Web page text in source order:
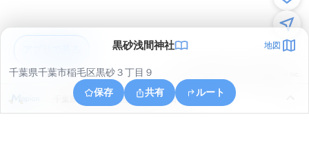
黒砂浅間神社 地図
千葉県千葉市稲毛区黒砂３丁目９
保存
共有 ルート
千葉県千葉市中央区中央港１丁目１９